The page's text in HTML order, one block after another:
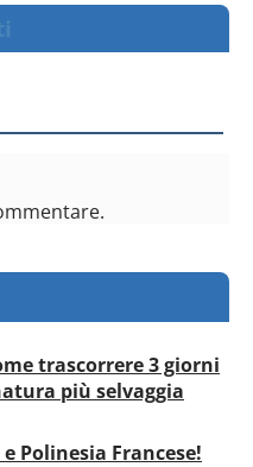
trascorrere 3 giorni
più selvaggia
Polinesia Francese!